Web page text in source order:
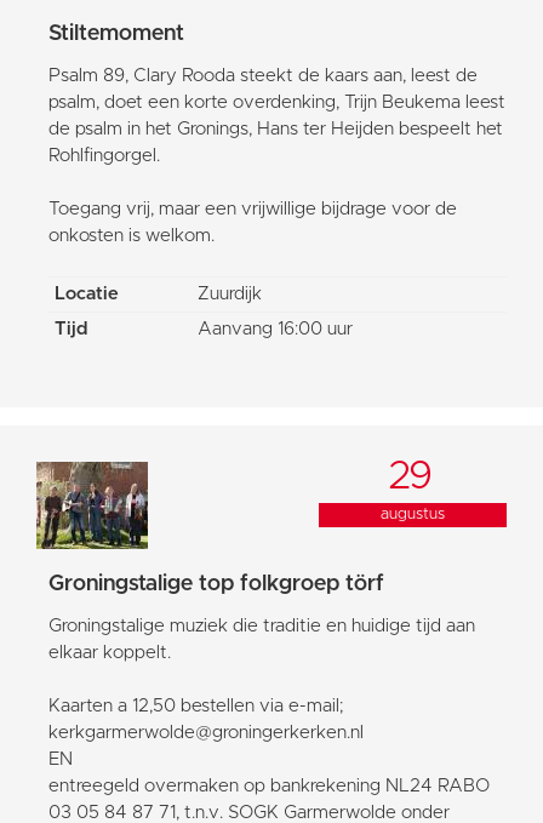
Stiltemoment
Psalm 89, Clary Rooda steekt de kaars aan, leest de
psalm, doet een korte overdenking, Trijn Beukema leest
de psalm in het Gronings, Hans ter Heijden bespeelt het
Rohlfingorgel.
Toegang vrij, maar een vrijwillige bijdrage voor de
onkosten is welkom.
Locatie
Zuurdijk
Tijd
Aanvang 16:00 uur
29
augustus
Groningstalige top folkgroep törf
Groningstalige muziek die traditie en huidige tijd aan
elkaar koppelt.
Kaarten a 12,50 bestellen via e-mail;
kerkgarmerwolde@groningerkerken.nl
EN
entreegeld overmaken op bankrekening NL24 RABO
03 05 84 87 71, t.n.v. SOGK Garmerwolde onder